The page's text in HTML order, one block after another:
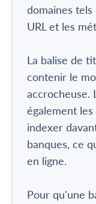
domaines
URL et les
La balise de
contenir le
accrocheuse.
également
indexer
banques, ce
en ligne.
Pour qu'une